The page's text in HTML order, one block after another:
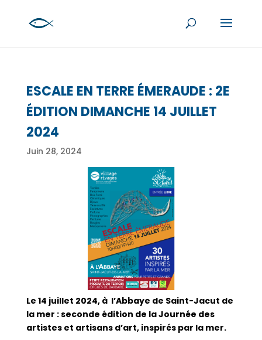
ESCALE EN TERRE ÉMERAUDE : 2E
ÉDITION DIMANCHE 14 JUILLET
2024
Juin 28, 2024
Le 14 juillet 2024, à l’Abbaye de Saint-Jacut de
la mer : seconde édition de la Journée des
artistes et artisans d’art, inspirés par la mer.